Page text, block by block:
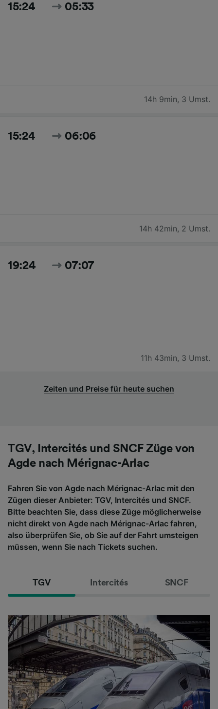
15:24 05:33
14h 9min, 3 Umst.
15:24 06:06
14h 42min, 2 Umst.
19:24 07:07
11h 43min, 3 Umst.
Zeiten und Preise für heute suchen
TGV, Intercités und SNCF Züge von
Agde nach Mérignac-Arlac
Fahren Sie von Agde nach Mérignac-Arlac mit den
Zügen dieser Anbieter: TGV, Intercités und SNCF.
Bitte beachten Sie, dass diese Züge möglicherweise
nicht direkt von Agde nach Mérignac-Arlac fahren,
also überprüfen Sie, ob Sie auf der Fahrt umsteigen
müssen, wenn Sie nach Tickets suchen.
TGV Intercités SNCF